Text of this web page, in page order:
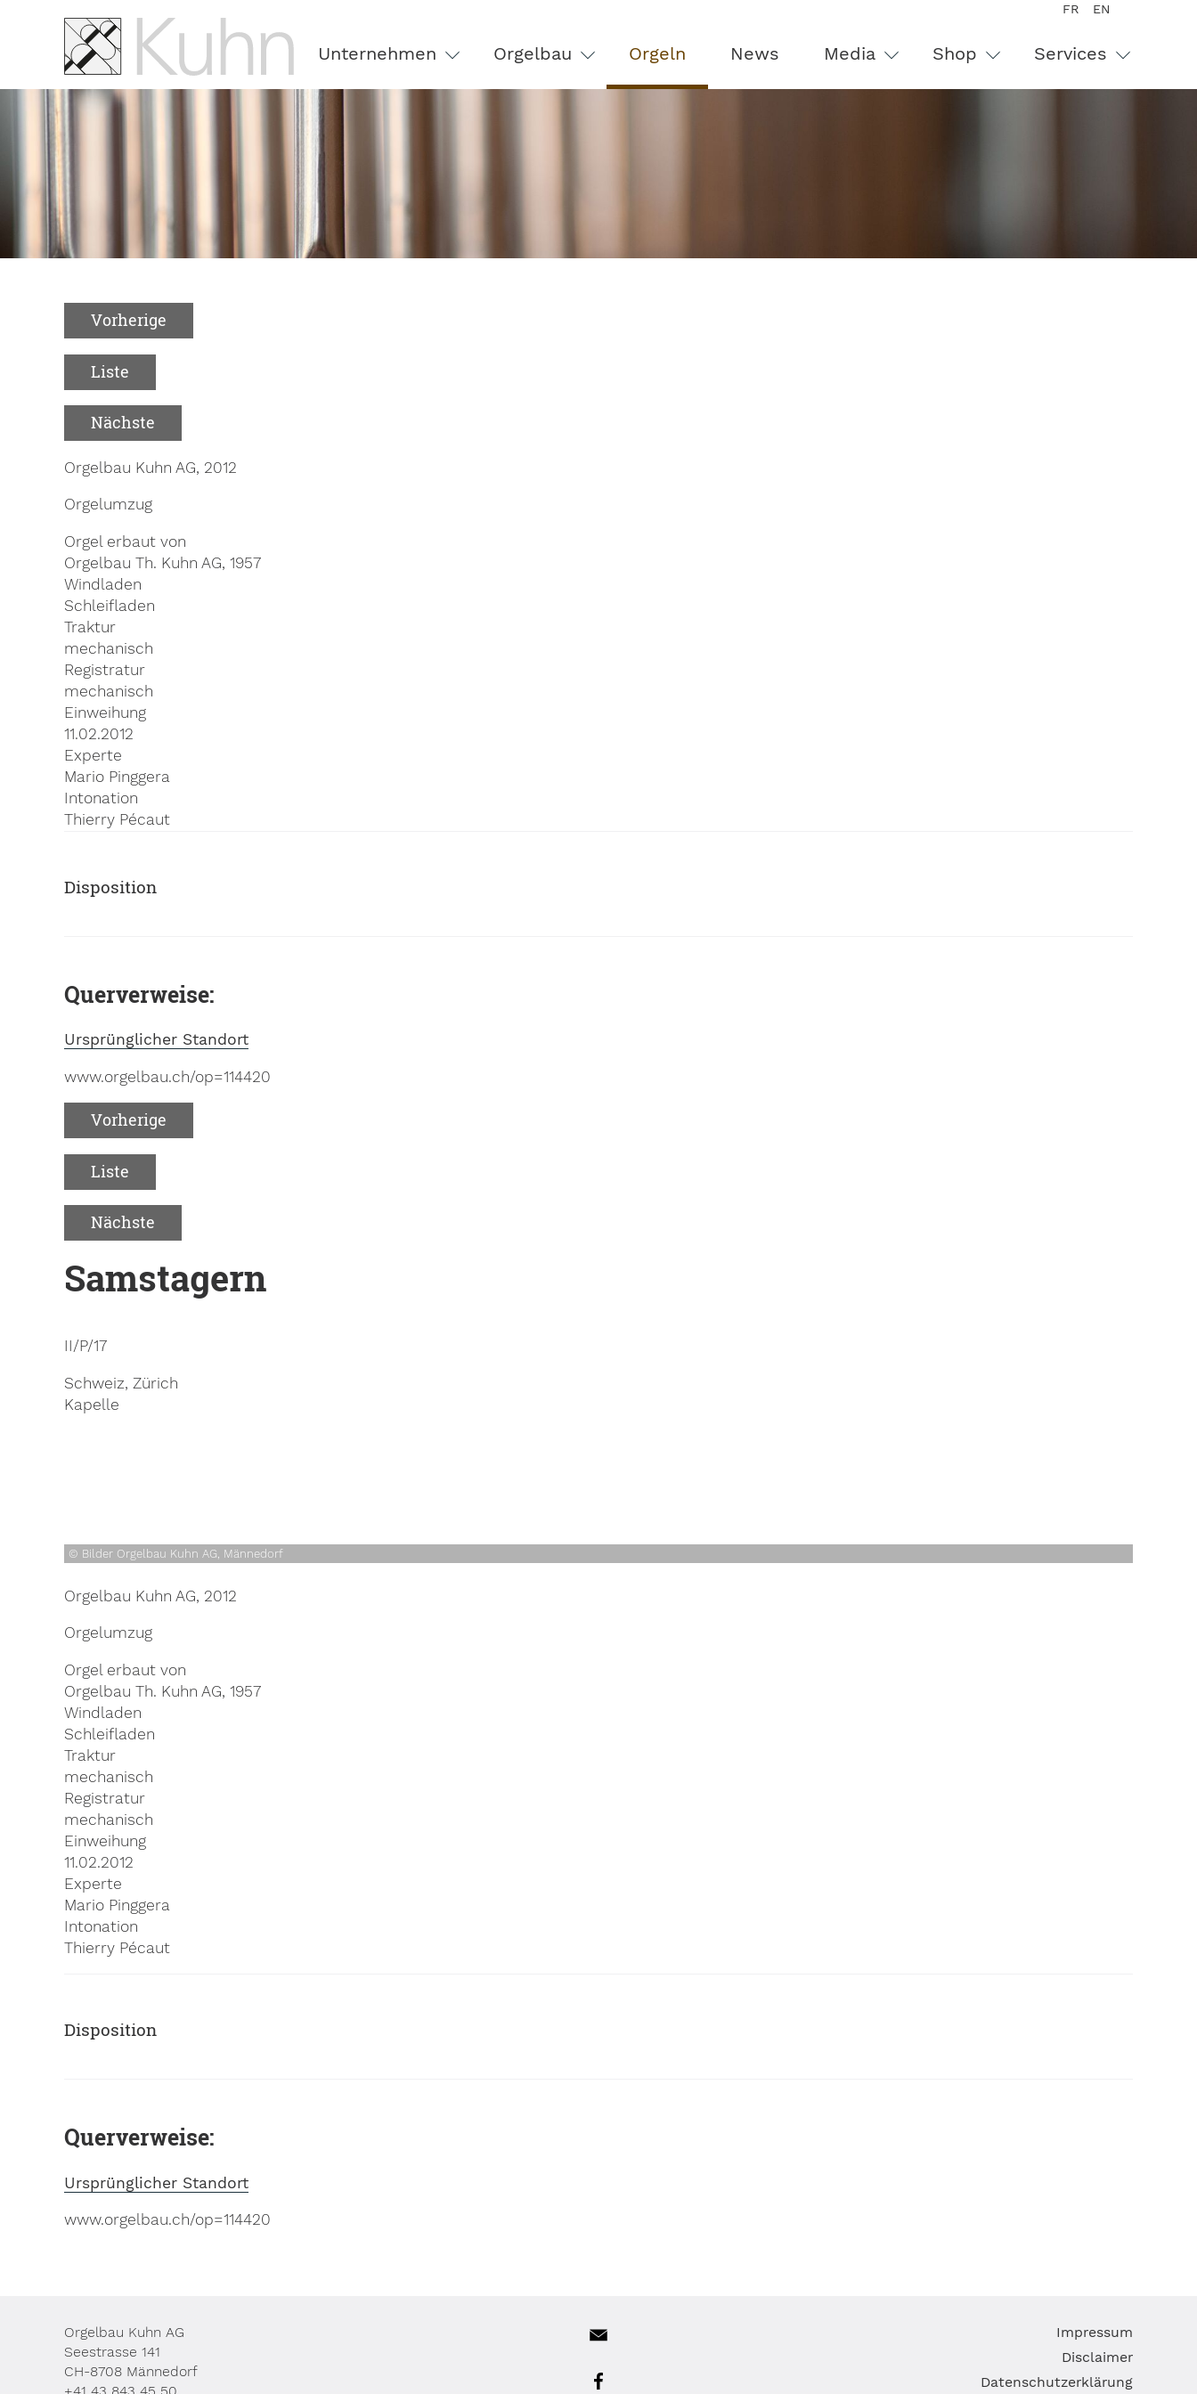
EN
FR
überspringen
Unternehmen Orgelbau Orgeln News Media Shop Services
Vorherige
Liste
Nächste
Orgelbau Kuhn AG, 2012
Orgelumzug
Orgel erbaut von
Orgelbau Th. Kuhn AG, 1957
Windladen
Schleifladen
Traktur
mechanisch
Registratur
mechanisch
Einweihung
11.02.2012
Experte
Mario Pinggera
Intonation
Thierry Pécaut
Disposition
Querverweise:
Ursprünglicher Standort
www.orgelbau.ch/op=114420
Vorherige
Liste
Nächste
Samstagern
II/P/17
Schweiz, Zürich
Kapelle
© Bilder Orgelbau Kuhn AG, Männedorf
Orgelbau Kuhn AG, 2012
Orgelumzug
Orgel erbaut von
Orgelbau Th. Kuhn AG, 1957
Windladen
Schleifladen
Traktur
mechanisch
Registratur
mechanisch
Einweihung
11.02.2012
Experte
Mario Pinggera
Intonation
Thierry Pécaut
Disposition
Querverweise:
Ursprünglicher Standort
www.orgelbau.ch/op=114420
Orgelbau Kuhn AG
Seestrasse 141
CH-8708 Männedorf
Impressum
Disclaimer
Datenschutzerklärung